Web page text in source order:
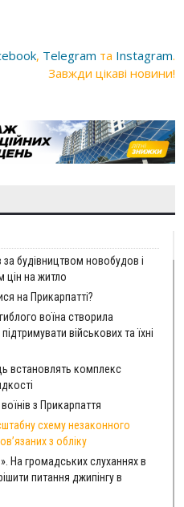
, Telegram та Instagram.
Завжди цікаві новини!
за будівництвом новобудов і
цін на житло
на Прикарпатті?
воїна створила
військових та їхні
встановлять комплекс
з Прикарпаття
схему незаконного
з обліку
На громадських слуханнях в
питання джипінгу в